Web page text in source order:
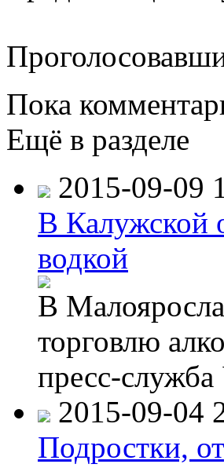
Пока
Ещё в разделе
2015-09-09
В Калужской
водкой
В
торговлю
пресс-
2015-09-04
Подростки,